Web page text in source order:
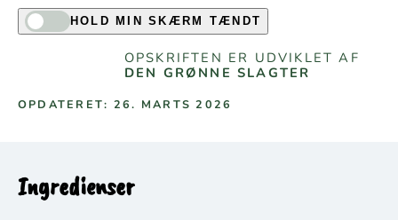
HOLD MIN SKÆRM TÆNDT
OPSKRIFTEN ER UDVIKLET AF
DEN GRØNNE SLAGTER
OPDATERET: 26. MARTS 2026
Ingredienser